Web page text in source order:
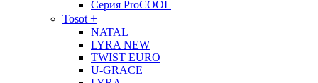
Серия ProCOOL
Tosot +
NATAL
LYRA NEW
TWIST EURO
U-GRACE